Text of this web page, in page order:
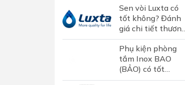
Nắp điện tử
Sen vòi Luxta có
tốt không? Đánh
giá chi tiết thương
hiệu sen vòi Luxta
tại Việt Nam
Phụ kiện phòng
tắm Inox BAO
(BẢO) có tốt
không? Đánh giá